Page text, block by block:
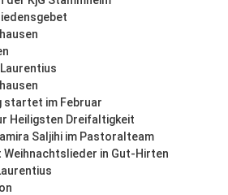
startet im Februar
Heiligsten Dreifaltigkeit
Saljihi im Pastoralteam
Weihnachtslieder in Gut-Hirten